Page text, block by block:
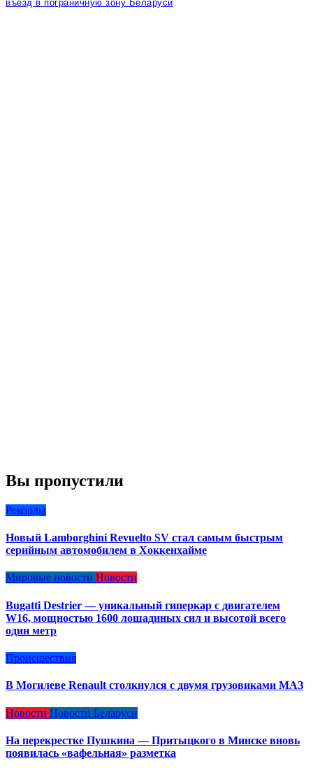
въезд в пограничную зону Беларуси
Вы пропустили
Рекорды
Новый Lamborghini Revuelto SV стал самым быстрым
серийным автомобилем в Хоккенхайме
Мировые новости Новости
Bugatti Destrier — уникальный гиперкар с двигателем
W16, мощностью 1600 лошадиных сил и высотой всего
один метр
Происшествия
В Могилеве Renault столкнулся с двумя грузовиками МАЗ
Новости Новости Беларуси
На перекрестке Пушкина — Притыцкого в Минске вновь
появилась «вафельная» разметка